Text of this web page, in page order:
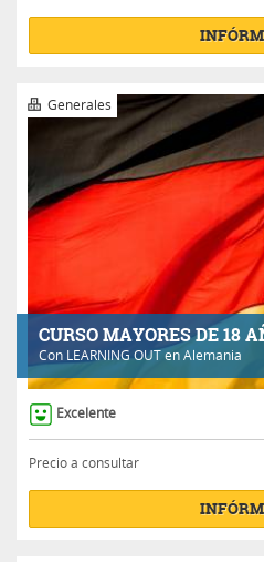
CURSO MAYORES DE 18
Con LEARNING OUTen Alemania
Generales
Excelente
Precio a consultar